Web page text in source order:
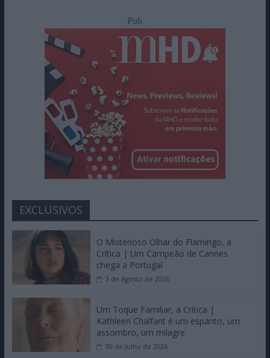
Pub
EXCLUSIVOS
O Misterioso Olhar do Flamingo, a
Crítica | Um Campeão de Cannes
chega a Portugal
3 de Agosto de 2026
Um Toque Familiar, a Crítica |
Kathleen Chalfant é um espanto, um
assombro, um milagre
30 de Julho de 2026